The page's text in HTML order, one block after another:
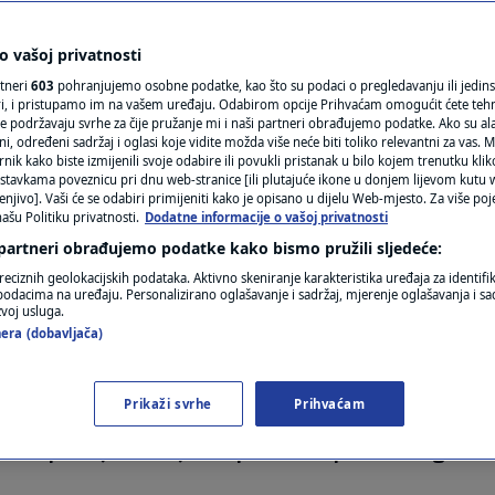
N1(DIS)INFO
FOTO
VIDEO
više puta
Očito netko svoj
treba
bio je gost Novog dana kod našeg
policije Policijske uprave Krapinsko-zagorske
vašoj privatnosti
603 pohranjujemo osobne podatke, kao što su podaci o pregledavanju ili
i pristupamo im na vašem uređaju. Odabirom opcije Prihvaćam omogućit ćete
podržavaju svrhe za čije pružanje mi i naši partneri obrađujemo podatke. Ako su
određeni sadržaj i oglasi koje vidite možda više neće biti toliko relevantni za vas.
kako biste izmijenili svoje odabire ili povukli pristanak u bilo kojem trenutku
poveznicu pri dnu web-stranice [ili plutajuće ikone u donjem lijevom kutu
Vaši će se odabiri primijeniti kako je opisano u dijelu Web-mjesto. Za više
Politiku privatnosti. Dodatne informacije o vašoj privatnosti
obrađujemo podatke kako bismo pružili sljedeće:
geolokacijskih podataka. Aktivno skeniranje karakteristika uređaja za
na uređaju. Personalizirano oglašavanje i sadržaj, mjerenje oglašavanja i
usluga.
(dobavljača)
Prikaži svrhe Prihvaćam